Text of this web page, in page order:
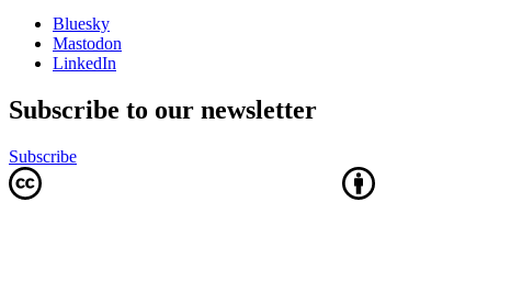
Bluesky
Mastodon
LinkedIn
Subscribe to our newsletter
Subscribe